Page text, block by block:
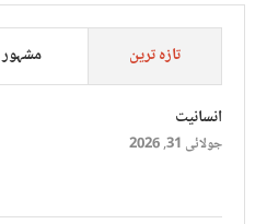
تازہ ترین مشہور
انسانیت
جولائی 31, 2026